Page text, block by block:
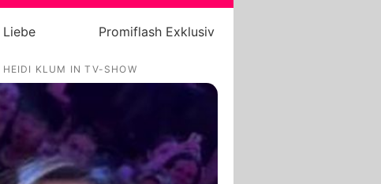
Liebe Promiflash Exklusiv
HEIDI KLUM IN TV-SHOW